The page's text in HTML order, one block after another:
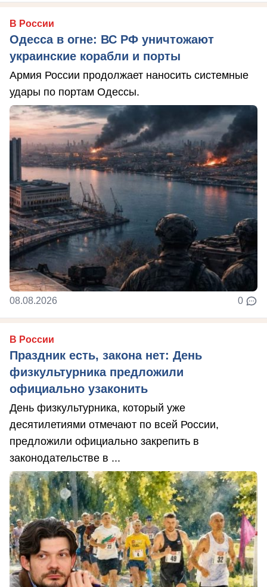
В России
Одесса в огне: ВС РФ уничтожают
украинские корабли и порты
Армия России продолжает наносить системные
удары по портам Одессы.
08.08.2026 0
В России
Праздник есть, закона нет: День
физкультурника предложили
официально узаконить
День физкультурника, который уже
десятилетиями отмечают по всей России,
предложили официально закрепить в
законодательстве в ...